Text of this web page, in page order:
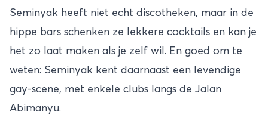
Seminyak heeft niet echt discotheken, maar in de
hippe bars schenken ze lekkere cocktails en kan je
het zo laat maken als je zelf wil. En goed om te
weten: Seminyak kent daarnaast een levendige
gay-scene, met enkele clubs langs de Jalan
Abimanyu.